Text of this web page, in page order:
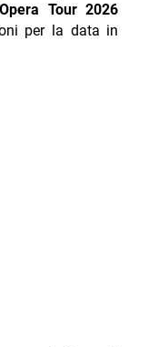
Opera Tour 2026
per la data in